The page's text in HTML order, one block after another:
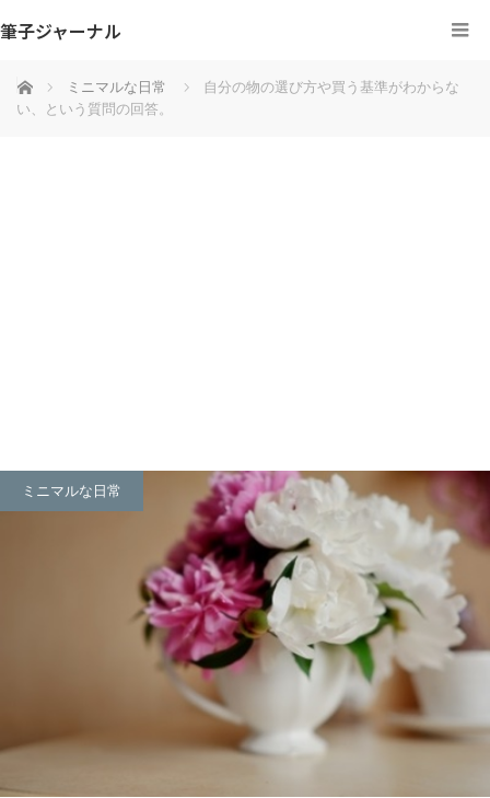
筆子ジャーナル
ホーム ミニマルな日常
自分の物の選び方や買う基準がわからな
い、という質問の回答。
ミニマルな日常